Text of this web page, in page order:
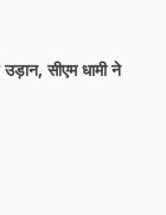
सीएम धामी ने